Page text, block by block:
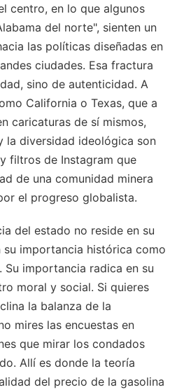
centro, en lo que algunos
del norte", sienten un
las políticas diseñadas en
ciudades. Esa fractura
sino de autenticidad. A
California o Texas, que a
caricaturas de sí mismos,
la diversidad ideológica son
filtros de Instagram que
de una comunidad minera
el progreso globalista.
del estado no reside en su
su importancia histórica como
importancia radica en su
moral y social. Si quieres
la balanza de la
mires las encuestas en
que mirar los condados
Allí es donde la teoría
del precio de la gasolina